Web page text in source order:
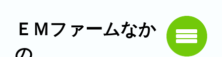
ＥＭファームなか